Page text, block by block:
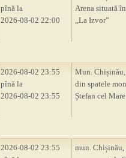
pînă la
2026-08-02 22:00
Arena situată
,,La Izvor”
2026-08-02 23:55
pînă la
2026-08-02 23:55
Mun.
din spatele
Ștefan cel
2026-08-02 23:55
mun. Chișinău,